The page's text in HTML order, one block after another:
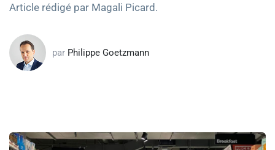
Article rédigé par Magali Picard.
par Philippe Goetzmann